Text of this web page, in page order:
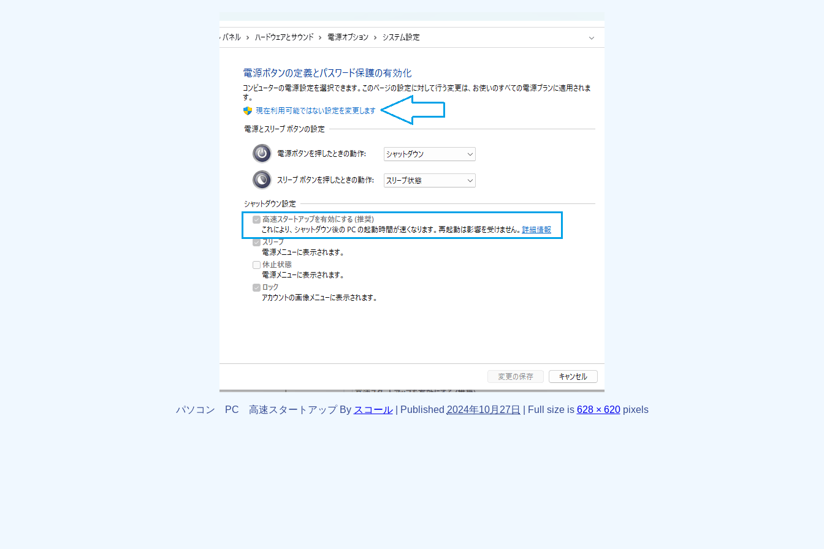
パソコン PC 高速スタートアップ By スコール Published 2024年10月27日 Full size is 628 × 620pixels